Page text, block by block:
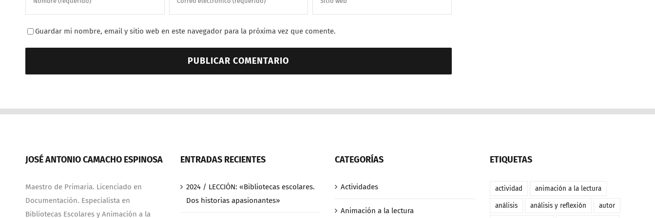
Guardar mi nombre, email y sitio web en este navegador para la próxima vez que comente.
JOSÉ ANTONIO CAMACHO ESPINOSA
Maestro de Primaria. Licenciado en
Documentación. Especialista en
Bibliotecas Escolares y Animación a la
ENTRADAS RECIENTES
2024 / LECCIÓN: «Bibliotecas escolares.
Dos historias apasionantes»
CATEGORÍAS
Actividades
Animación a la lectura
ETIQUETAS
actividad animación a la lectura
análisis análisis y reflexión autor